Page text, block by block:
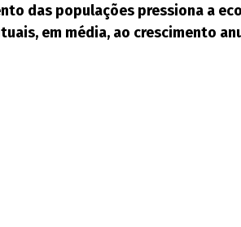
das populações pressiona a
em média, ao crescimento